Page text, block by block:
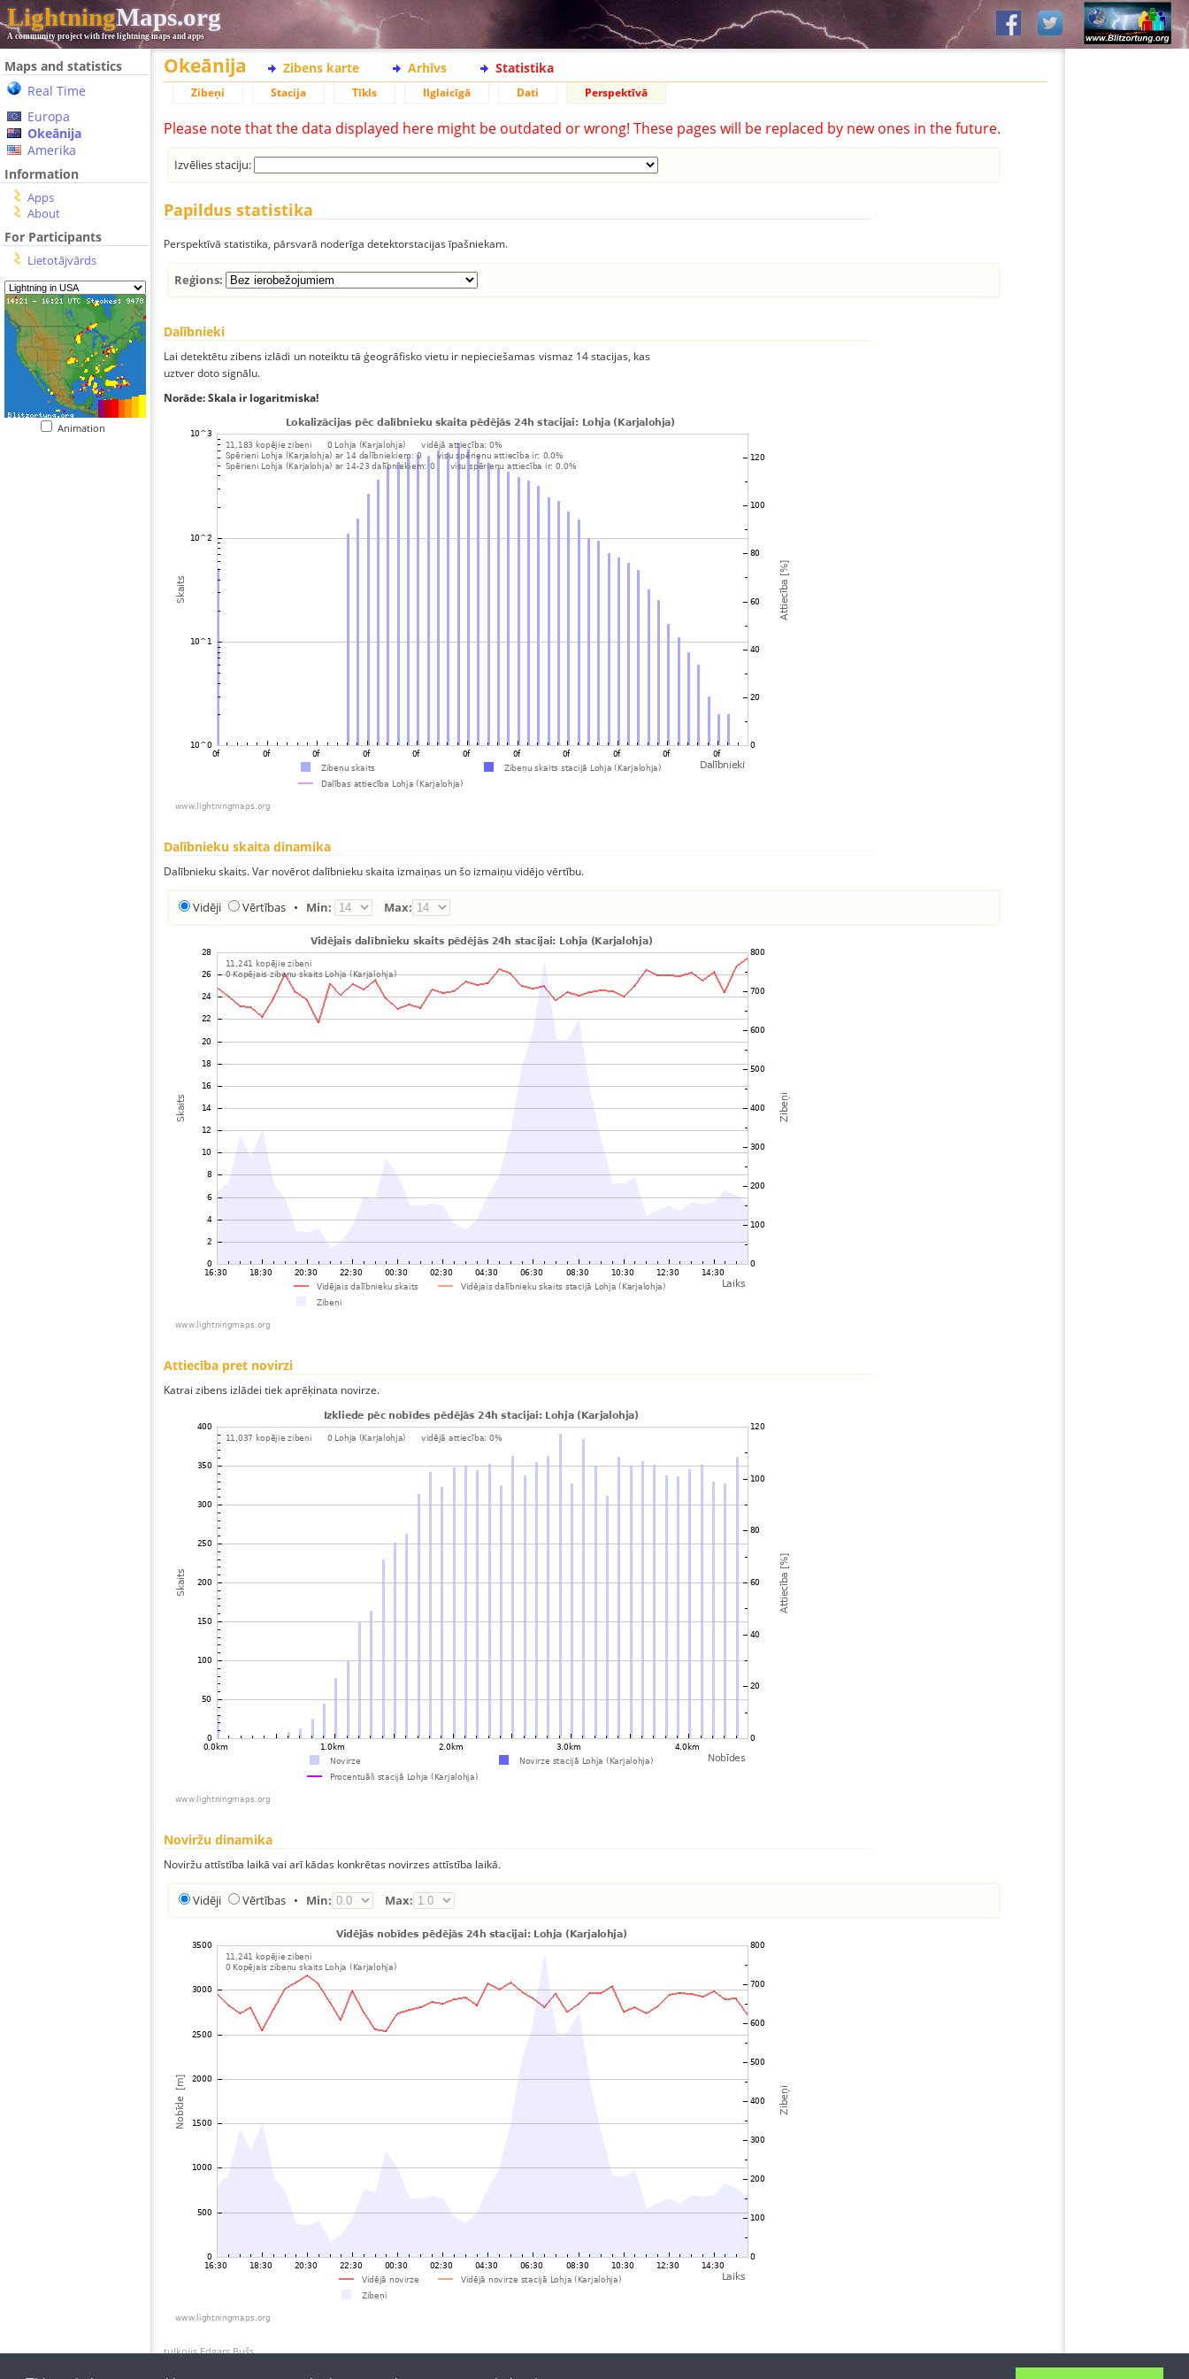
LightningMaps.org
A community project with free lightning maps and apps
Maps and statistics
Real Time
Europa
Okeānija
Amerika
Information
Apps
About
For Participants
Lietotājvārds
Animation
Okeānija Zibens karte Arhīvs Statistika
Zibeņi Stacija Tīkls Ilglaicīgā Dati Perspektīvā
Please note that the data displayed here might be outdated or wrong! These pages will be replaced by new ones in the future.
Izvēlies staciju:
Papildus statistika
Perspektīvā statistika, pārsvarā noderīga detektorstacijas īpašniekam.
Reģions:
Dalībnieki
Lai detektētu zibens izlādi un noteiktu tā ģeogrāfisko vietu ir nepieciešamas vismaz 14 stacijas, kas
uztver doto signālu.
Norāde: Skala ir logaritmiska!
Dalībnieku skaita dinamika
Dalībnieku skaits. Var novērot dalībnieku skaita izmaiņas un šo izmaiņu vidējo vērtību.
Vidēji Vērtības • Min: Max:
Attiecība pret novirzi
Katrai zibens izlādei tiek aprēķinata novirze.
Noviržu dinamika
Noviržu attīstība laikā vai arī kādas konkrētas novirzes attīstība laikā.
Vidēji Vērtības • Min: Max:
tulkojis Edgars Bušs